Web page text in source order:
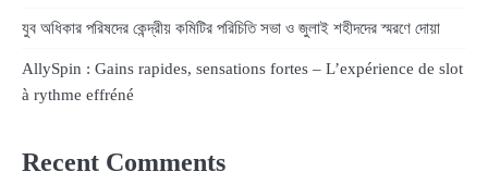
যুব অধিকার পরিষদের কেন্দ্রীয় কমিটির পরিচিতি সভা ও জুলাই শহীদদের স্মরণে দোয়া
AllySpin : Gains rapides, sensations fortes – L’expérience de slot
à rythme effréné
Recent Comments